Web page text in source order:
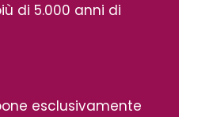
di 5.000 anni di
esclusivamente